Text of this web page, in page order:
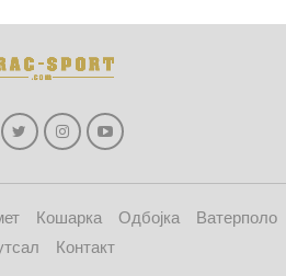
Кошарка Одбојка
Ватерполо
Контакт